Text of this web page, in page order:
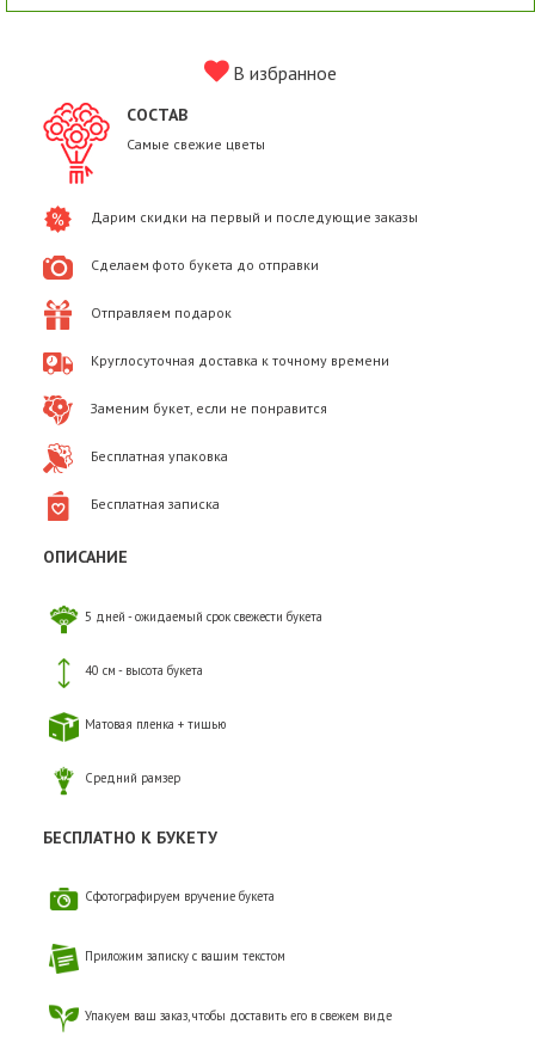
В избранное
СОСТАВ
Самые свежие цветы
Дарим скидки на первый и последующие заказы
Сделаем фото букета до отправки
Отправляем подарок
Круглосуточная доставка к точному времени
Заменим букет, если не понравится
Бесплатная упаковка
Бесплатная записка
ОПИСАНИЕ
5 дней - ожидаемый срок свежести букета
40 см - высота букета
Матовая пленка + тишью
Средний рамзер
БЕСПЛАТНО К БУКЕТУ
Сфотографируем вручение букета
Приложим записку с вашим текстом
Упакуем ваш заказ, чтобы доставить его в свежем виде